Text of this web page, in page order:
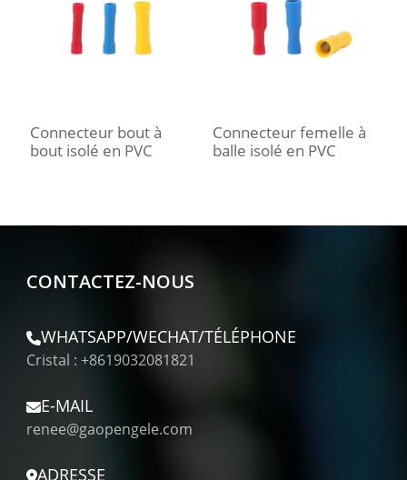
Connecteur bout à
bout isolé en PVC
Connecteur femelle à
balle isolé en PVC
CONTACTEZ-NOUS
WHATSAPP/WECHAT/TÉLÉPHONE
Cristal : +8619032081821
E-MAIL
renee@gaopengele.com
ADRESSE